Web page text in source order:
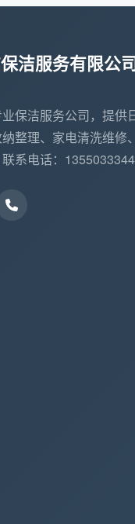
暗的毛巾来对付全屋，
应该做到至少4至7色
服务范围：在预约口
下单的日常保洁，
？”提前拿到明确的排
扯。
拭，而是一整套融验
操作。面对成都2026
，
身与侧目之间。下单
备防护与考核的专业
了。
洁服务有限公
保洁服务公司，提供
整理、家电清洗维修
系电话：